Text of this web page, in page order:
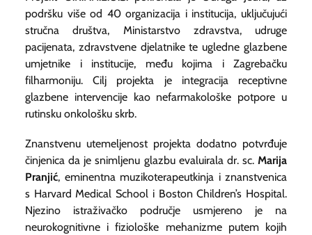
podršku više od 40 organizacija i institucija, uključujući
stručna društva, Ministarstvo zdravstva, udruge
pacijenata, zdravstvene djelatnike te ugledne glazbene
umjetnike i institucije, među kojima i Zagrebačku
filharmoniju. Cilj projekta je integracija receptivne
glazbene intervencije kao nefarmakološke potpore u
rutinsku onkološku skrb.
Znanstvenu utemeljenost projekta dodatno potvrđuje
činjenica da je snimljenu glazbu evaluirala dr. sc.Marija
Pranjić, eminentna muzikoterapeutkinja i znanstvenica
s Harvard Medical School i Boston Children’s Hospital.
Njezino istraživačko područje usmjereno je na
neurokognitivne i fiziološke mehanizme putem kojih